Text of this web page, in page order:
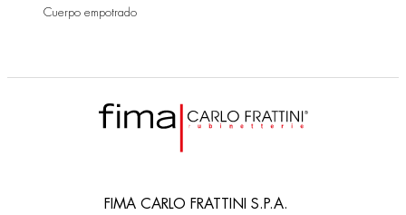
Cuerpo empotrado
FIMA CARLO FRATTINI S.P.A.